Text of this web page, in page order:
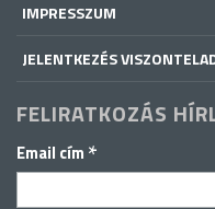
IMPRESSZUM
JELENTKEZÉS
FELIRATKOZÁS
Email cím *